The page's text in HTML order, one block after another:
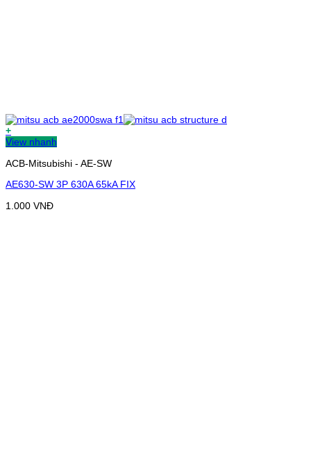
+
View nhanh
ACB-Mitsubishi - AE-SW
AE630-SW 3P 630A 65kA FIX
1.000 VNĐ